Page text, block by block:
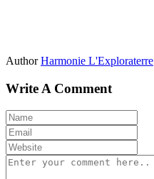
Author Harmonie L'Exploraterre
Write A Comment